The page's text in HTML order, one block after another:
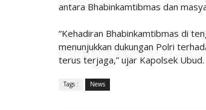
antara Bhabinkamtibmas dan
“Kehadiran Bhabinkamtibmas di
menunjukkan dukungan Polri
terus terjaga,” ujar Kapolsek
Tags : News